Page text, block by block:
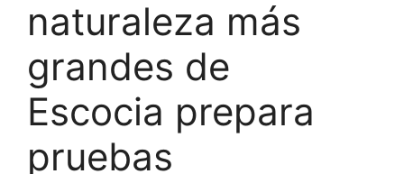
naturaleza más
grandes de
Escocia prepara
pruebas